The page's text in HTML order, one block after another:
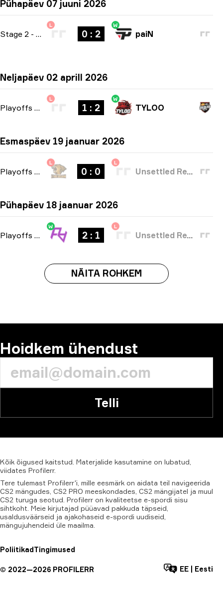
Pühapäev 07 juuni 2026
Stage 2 - bo3
L
0 : 2
W
paiN
Neljapäev 02 aprill 2026
Playoffs
L
1 : 2
W
TYLOO
Esmaspäev 19 jaanuar 2026
Playoffs bo3
L
0 : 0
L
Unsettled Resentment
Pühapäev 18 jaanuar 2026
Playoffs bo3
W
2 : 1
L
Unsettled Resentment
NÄITA ROHKEM
Hoidkem ühendust
Telli
Kõik õigused kaitstud. Materjalide kasutamine on lubatud,
viidates Profilerr.
Tere tulemast Profilerr'i, mille eesmärk on aidata teil navigeerida
CS2 mängudes, CS2 PRO meeskondades, CS2 mängijatel ja muul
CS2 turuga seotud. Profilerr on kvaliteetse e-spordi sisu
sihtkoht. Meie kirjutajad püüavad pakkuda täpseid,
usaldusväärseid ja ajakohaseid e-spordi uudiseid,
mängujuhendeid üle maailma.
PoliitikadTingimused
© 2022—2026 PROFILERR EE Eesti